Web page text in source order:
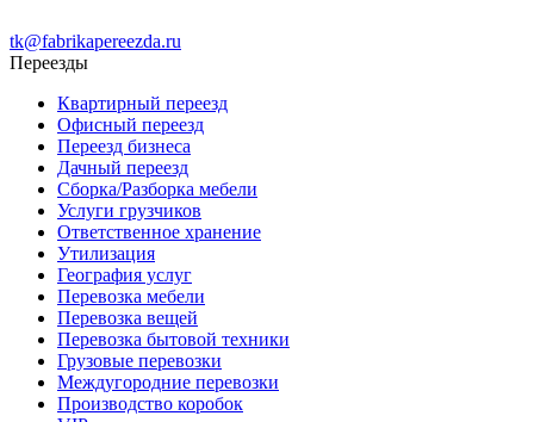
tk@fabrikapereezda.ru
Переезды
Квартирный переезд
Офисный переезд
Переезд бизнеса
Дачный переезд
Сборка/Разборка мебели
Услуги грузчиков
Ответственное хранение
Утилизация
География услуг
Перевозка мебели
Перевозка вещей
Перевозка бытовой техники
Грузовые перевозки
Междугородние перевозки
Производство коробок